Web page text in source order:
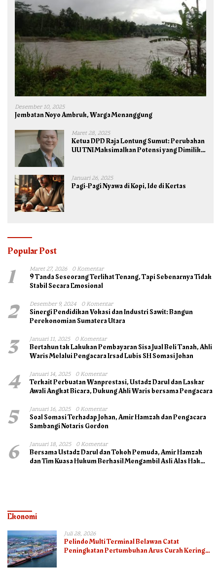
Desember 10, 2025
Jembatan Noyo Ambruk, Warga Menanggung
Maret 28, 2025
Ketua DPD Raja Lontung Sumut: Perubahan
UU TNI Maksimalkan Potensi yang Dimiliki
Januari 26, 2025
Pagi-Pagi Nyawa di Kopi, Ide di Kertas
Popular Post
1 Maret 27, 2026 0 Komentar
9 Tanda Seseorang Terlihat Tenang, Tapi Sebenarnya Tidak
Stabil Secara Emosional
2 Desember 9, 2024 0 Komentar
Sinergi Pendidikan Vokasi dan Industri Sawit: Bangun
Perekonomian Sumatera Utara
3 Januari 11, 2025 0 Komentar
Bertahun tak Lakukan Pembayaran Sisa Jual Beli Tanah, Ahli
Waris Melalui Pengacara Irsad Lubis SH Somasi Johan
4 Januari 14, 2025 0 Komentar
Terkait Perbuatan Wanprestasi, Ustadz Darul dan Laskar
Awali Angkat Bicara, Dukung Ahli Waris bersama Pengacara
5 Januari 16, 2025 0 Komentar
Soal Somasi Terhadap Johan, Amir Hamzah dan Pengacara
Sambangi Notaris Gordon
6 Januari 18, 2025 0 Komentar
Bersama Ustadz Darul dan Tokoh Pemuda, Amir Hamzah
dan Tim Kuasa Hukum Berhasil Mengambil Asli Alas Hak
Ekonomi
Juli 28, 2026
Pelindo Multi Terminal Belawan Catat
Peningkatan Pertumbuhan Arus Curah Kering